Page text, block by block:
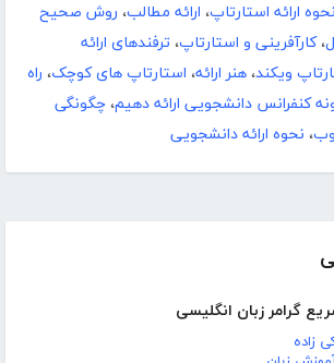
گرامر زبان انگلیسی
زاده
نحوه ارائه استارتاپ، ارائه مطالب، روش صحیح
،کارآفرینی و استارتاپ، ترفندهای ارائه
ویکند، هنر ارائه، استارتاپ های کوچک، راه
کنفرانس دانشجویی ارائه دهیم، چگونگی
، نحوه ارائه دانشجویی